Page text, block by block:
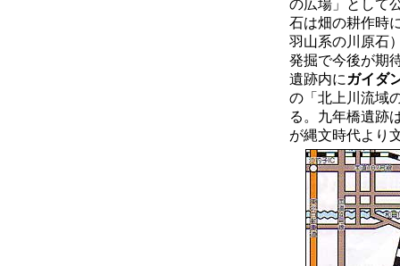
の広場」として
石は畑の耕作時
羽山系の川原石
発掘で今後が期
遺跡内に ガイダ
の「北上川流域
る。九年橋遺跡
が縄文時代より